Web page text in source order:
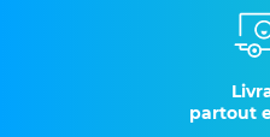
partout